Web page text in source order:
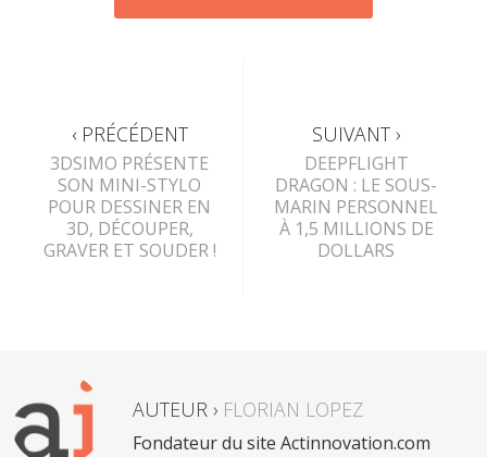
‹ PRÉCÉDENT
3DSIMO PRÉSENTE
SON MINI-STYLO
POUR DESSINER EN
3D, DÉCOUPER,
GRAVER ET SOUDER !
SUIVANT ›
DEEPFLIGHT
DRAGON : LE SOUS-
MARIN PERSONNEL
À 1,5 MILLIONS DE
DOLLARS
AUTEUR › FLORIAN LOPEZ
Fondateur du site Actinnovation.com